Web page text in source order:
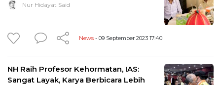
Nur Hidayat Said
News - 09 September 2023 17:40
NH Raih Profesor Kehormatan, IAS:
Sangat Layak, Karya Berbicara Lebih